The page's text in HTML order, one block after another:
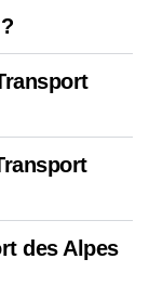
des Alpes